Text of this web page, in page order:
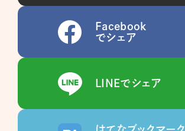
Facebook
でシェア
LINEでシェア